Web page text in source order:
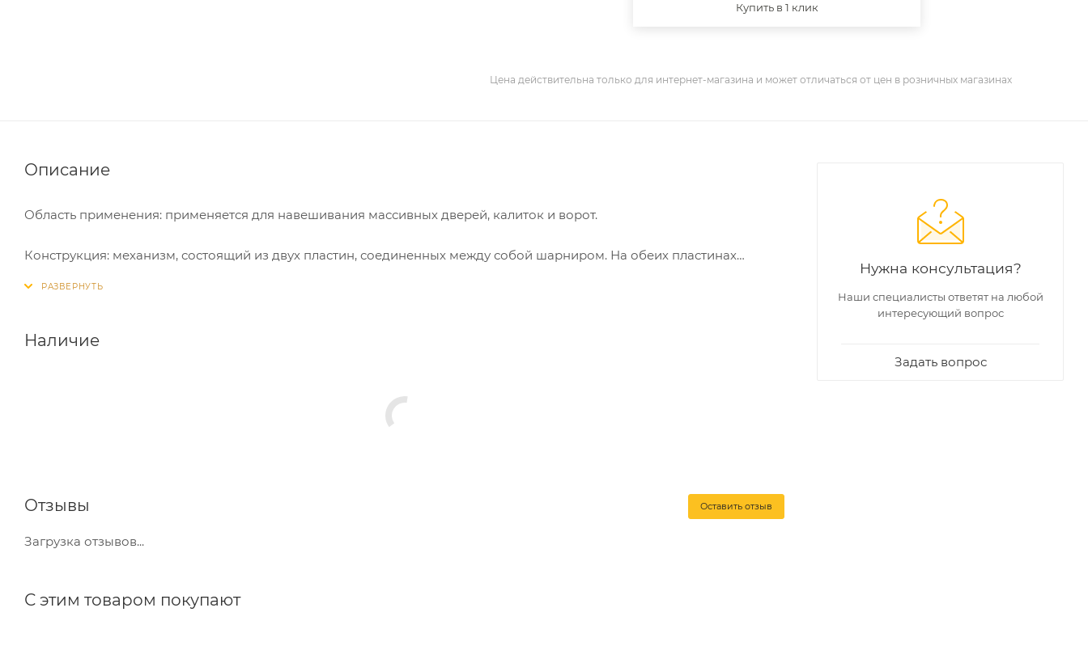
Купить в 1 клик
Цена действительна только для интернет-магазина и может отличаться от цен в розничных магазинах
Описание
Область применения: применяется для навешивания массивных дверей, калиток и ворот.
Конструкция: механизм, состоящий из двух пластин, соединенных между собой шарниром. На обеих пластинах
Наличие
Отзывы Оставить отзыв
Загрузка отзывов...
С этим товаром покупают
Нужна консультация?
Наши специалисты ответят на любой
интересующий вопрос
Задать вопрос